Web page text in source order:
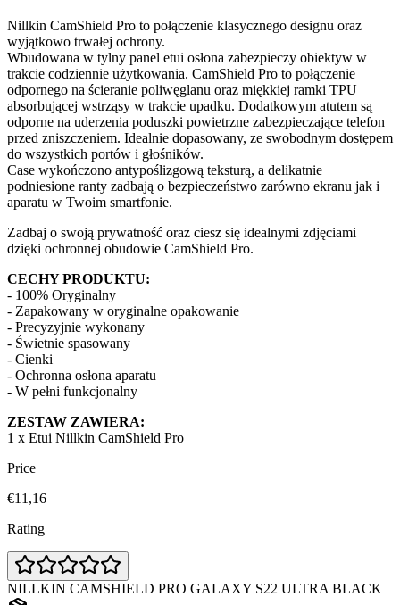
Nillkin CamShield Pro to połączenie klasycznego designu oraz
wyjątkowo trwałej ochrony.
Wbudowana w tylny panel etui osłona zabezpieczy obiektyw w
trakcie codziennie użytkowania. CamShield Pro to połączenie
odpornego na ścieranie poliwęglanu oraz miękkiej ramki TPU
absorbującej wstrząsy w trakcie upadku. Dodatkowym atutem są
odporne na uderzenia poduszki powietrzne zabezpieczające telefon
przed zniszczeniem. Idealnie dopasowany, ze swobodnym dostępem
do wszystkich portów i głośników.
Case wykończono antypoślizgową teksturą, a delikatnie
podniesione ranty zadbają o bezpieczeństwo zarówno ekranu jak i
aparatu w Twoim smartfonie.
Zadbaj o swoją prywatność oraz ciesz się idealnymi zdjęciami
dzięki ochronnej obudowie CamShield Pro.
CECHY PRODUKTU:
- 100% Oryginalny
- Zapakowany w oryginalne opakowanie
- Precyzyjnie wykonany
- Świetnie spasowany
- Cienki
- Ochronna osłona aparatu
- W pełni funkcjonalny
ZESTAW ZAWIERA:
1 x Etui Nillkin CamShield Pro
Price
€11,16
Rating
NILLKIN CAMSHIELD PRO GALAXY S22 ULTRA BLACK